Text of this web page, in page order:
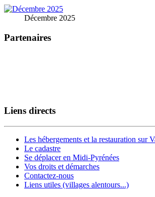
Décembre 2025
Partenaires
Liens directs
Les hébergements et la restauration sur
Le cadastre
Se déplacer en Midi-Pyrénées
Vos droits et démarches
Contactez-nous
Liens utiles (villages alentours...)